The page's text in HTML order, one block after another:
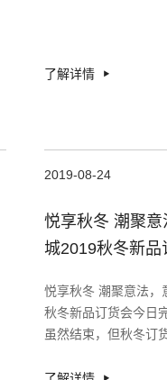
了解详情
2019-08-24
悦享秋冬 潮聚
城2019秋冬新品
悦享秋冬 潮聚意法，
秋冬新品订货会今日
虽然结束，但秋冬订